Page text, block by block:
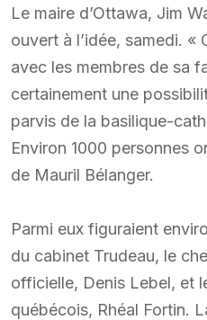
Le maire d’Ottawa, Jim
ouvert à l’idée, samedi. «
avec les membres de sa
certainement une
parvis de la basilique-
Environ 1000 personnes
de Mauril Bélanger.
Parmi eux figuraient
du cabinet Trudeau, le
officielle, Denis Lebel, et
québécois, Rhéal Fortin.